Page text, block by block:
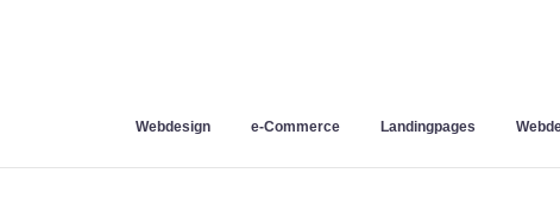
Webdesign e-Commerce Landingpages